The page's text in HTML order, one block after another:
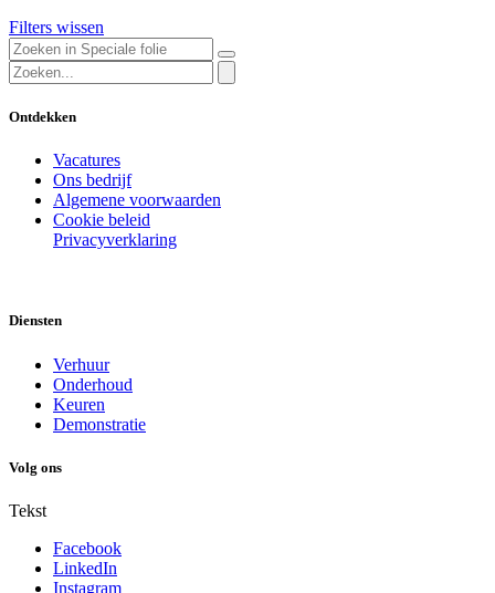
Filters wissen
Ontdekken
Vacatures
Ons bedrijf
Algemene voorwaarden
Cookie beleid
Privacyverklaring
Diensten
Verhuur
Onderhoud
Keuren
Demonstratie
Volg ons
Tekst
Facebook
LinkedIn
Instagram